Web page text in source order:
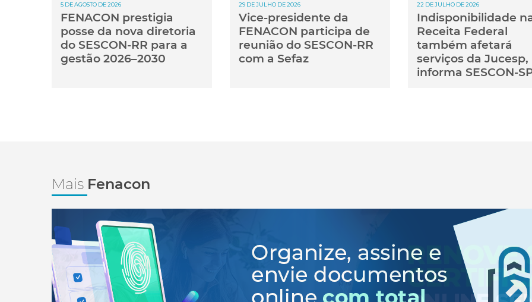
5 DE AGOSTO DE 2026
FENACON prestigia
posse da nova diretoria
do SESCON-RR para a
gestão 2026–2030
29 DE JULHO DE 2026
Vice-presidente da
FENACON participa de
reunião do SESCON-RR
com a Sefaz
22 DE JULHO DE 2026
Indisponibilidade
Receita Federal
também afetará
serviços da Jucesp,
informa SESCON-
Mais Fenacon